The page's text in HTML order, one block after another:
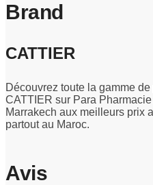
Brand
CATTIER
Découvrez toute la gamme
CATTIER sur Para Pharmacie
Marrakech aux meilleurs prix
partout au Maroc.
Avis